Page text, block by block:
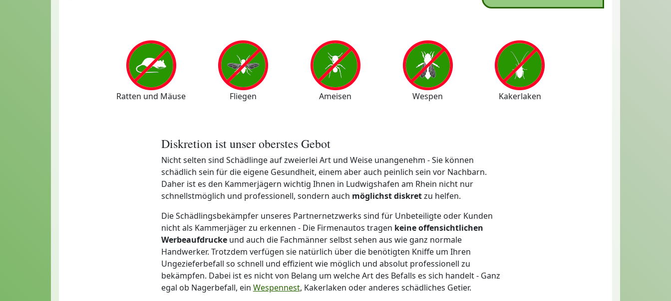
Ratten und Mäuse Fliegen Ameisen Wespen Kakerlaken
Diskretion ist unser oberstes Gebot
Nicht selten sind Schädlinge auf zweierlei Art und Weise unangenehm - Sie können
schädlich sein für die eigene Gesundheit, einem aber auch peinlich sein vor Nachbarn.
Daher ist es den Kammerjägern wichtig Ihnen in Ludwigshafen am Rhein nicht nur
schnellstmöglich und professionell, sondern auch möglichst diskretzu helfen.
Die Schädlingsbekämpfer unseres Partnernetzwerks sind für Unbeteiligte oder Kunden
nicht als Kammerjäger zu erkennen - Die Firmenautos tragen keine offensichtlichen
Werbeaufdruckeund auch die Fachmänner selbst sehen aus wie ganz normale
Handwerker. Trotzdem verfügen sie natürlich über die benötigten Kniffe um Ihren
Ungezieferbefall so schnell und effizient wie möglich und absolut professionell zu
bekämpfen. Dabei ist es nicht von Belang um welche Art des Befalls es sich handelt - Ganz
egal ob Nagerbefall, ein Wespennest, Kakerlaken oder anderes schädliches Getier.